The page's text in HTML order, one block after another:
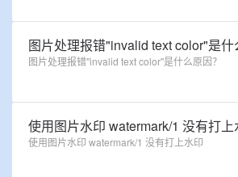
图片处理报错"invalid text color"是
图片处理报错"invalid text color"是什么原因？
使用图片水印 watermark/1 没有打上
使用图片水印 watermark/1 没有打上水印